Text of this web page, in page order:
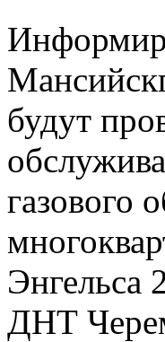
будут
Энгельса
ДНТ